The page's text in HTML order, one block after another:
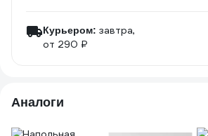
Курьером: завтра,
от 290 ₽
Аналоги